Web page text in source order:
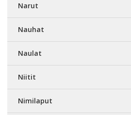
Narut
Nauhat
Naulat
Niitit
Nimilaput